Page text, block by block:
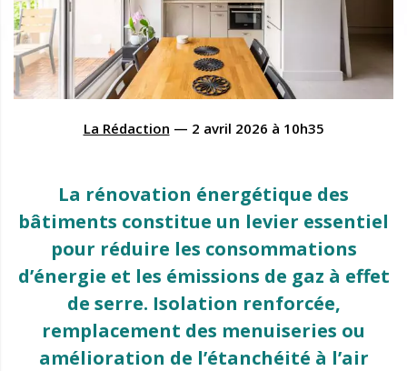
La Rédaction — 2 avril 2026 à 10h35
La rénovation énergétique des
bâtiments constitue un levier essentiel
pour réduire les consommations
d’énergie et les émissions de gaz à effet
de serre. Isolation renforcée,
remplacement des menuiseries ou
amélioration de l’étanchéité à l’air